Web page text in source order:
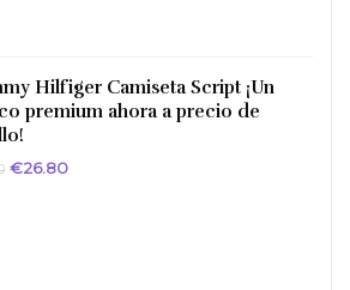
Hilfiger Camiseta Script ¡Un
premium ahora a precio de
El
€26.80El